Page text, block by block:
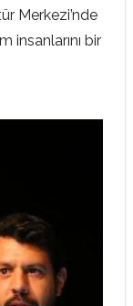
Merkezi’nde
insanlarını bir